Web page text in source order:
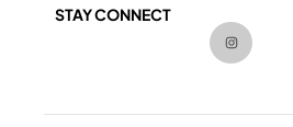
STAY CONNECT
I
n
s
t
a